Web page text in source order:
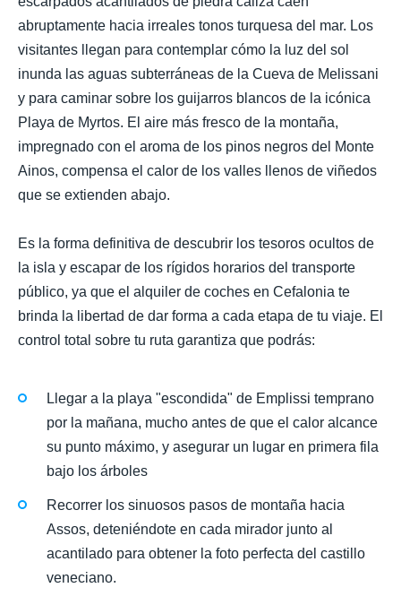
abruptamente hacia irreales tonos turquesa del mar. Los
visitantes llegan para contemplar cómo la luz del sol
inunda las aguas subterráneas de la Cueva de Melissani
y para caminar sobre los guijarros blancos de la icónica
Playa de Myrtos. El aire más fresco de la montaña,
impregnado con el aroma de los pinos negros del Monte
Ainos, compensa el calor de los valles llenos de viñedos
que se extienden abajo.
Es la forma definitiva de descubrir los tesoros ocultos de
la isla y escapar de los rígidos horarios del transporte
público, ya que el alquiler de coches en Cefalonia te
brinda la libertad de dar forma a cada etapa de tu viaje. El
control total sobre tu ruta garantiza que podrás:
Llegar a la playa "escondida" de Emplissi temprano
por la mañana, mucho antes de que el calor alcance
su punto máximo, y asegurar un lugar en primera fila
bajo los árboles
Recorrer los sinuosos pasos de montaña hacia
Assos, deteniéndote en cada mirador junto al
acantilado para obtener la foto perfecta del castillo
veneciano.